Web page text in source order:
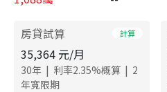
房貸試算 計算
35,364 元/月
30年 | 利率2.35%概算 | 2
年寬限期